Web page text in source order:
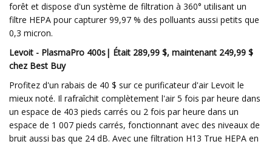
forêt et dispose d'un système de filtration à 360° utilisant un
filtre HEPA pour capturer 99,97 % des polluants aussi petits que
0,3 micron.
Levoit - PlasmaPro 400s| Était 289,99 $, maintenant 249,99 $
chez Best Buy
Profitez d'un rabais de 40 $ sur ce purificateur d'air Levoit le
mieux noté. Il rafraîchit complètement l'air 5 fois par heure dans
un espace de 403 pieds carrés ou 2 fois par heure dans un
espace de 1 007 pieds carrés, fonctionnant avec des niveaux de
bruit aussi bas que 24 dB. Avec une filtration H13 True HEPA en